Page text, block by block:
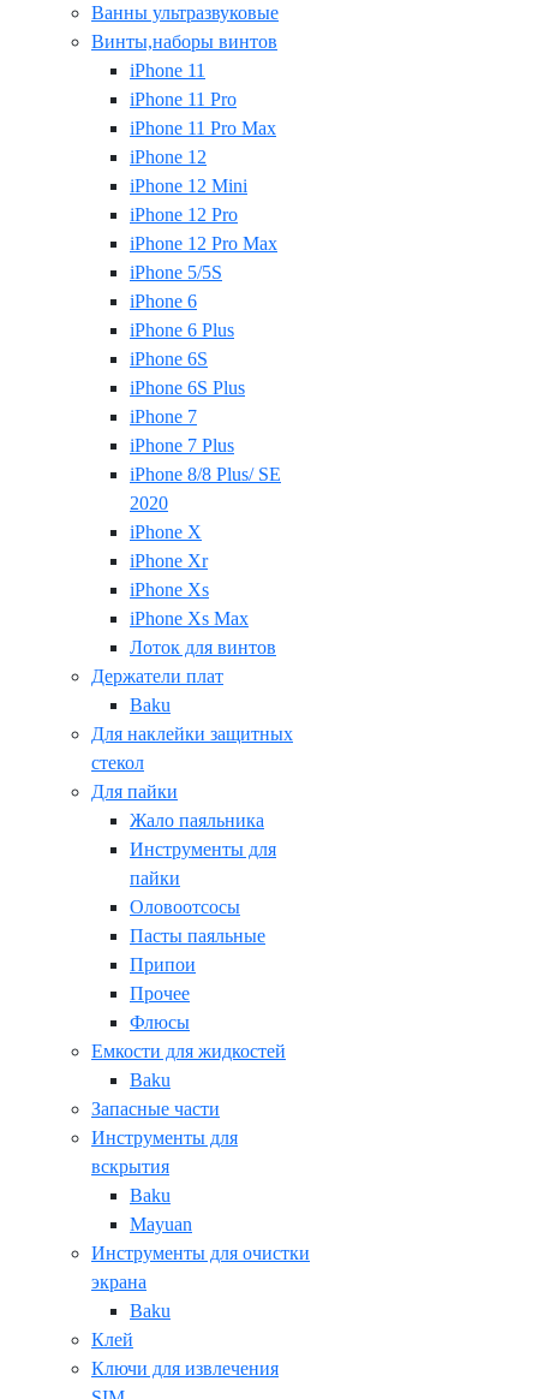
Ванны ультразвуковые
Винты,наборы винтов
iPhone 11
iPhone 11 Pro
iPhone 11 Pro Max
iPhone 12
iPhone 12 Mini
iPhone 12 Pro
iPhone 12 Pro Max
iPhone 5/5S
iPhone 6
iPhone 6 Plus
iPhone 6S
iPhone 6S Plus
iPhone 7
iPhone 7 Plus
iPhone 8/8 Plus/ SE
2020
iPhone X
iPhone Xr
iPhone Xs
iPhone Xs Max
Лоток для винтов
Держатели плат
Baku
Для наклейки защитных
стекол
Для пайки
Жало паяльника
Инструменты для
пайки
Оловоотсосы
Пасты паяльные
Припои
Прочее
Флюсы
Емкости для жидкостей
Baku
Запасные части
Инструменты для
вскрытия
Baku
Mayuan
Инструменты для очистки
экрана
Baku
Клей
Ключи для извлечения